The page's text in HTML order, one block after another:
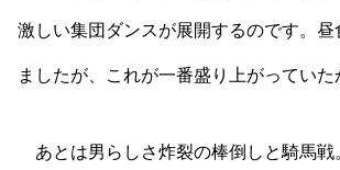
激しい集団ダンスが展開するのです。昼
ましたが、これが一番盛り上がっていた
あとは男らしさ炸裂の棒倒しと騎馬戦